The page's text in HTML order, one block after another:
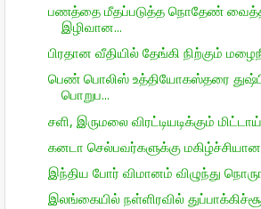
பணத்தை மீதப்படுத்த நொதேண்
இழிவான...
பிரதான வீதியில் தேங்கி நிற்கும்
பெண் பொலிஸ் உத்தியோகஸ்தரை
பொறுப...
சளி, இருமலை விரட்டியடிக்கும்
கனடா செல்பவர்களுக்கு
இந்திய போர் விமானம் விழுந்து
இலங்கையில் நள்ளிரவில்